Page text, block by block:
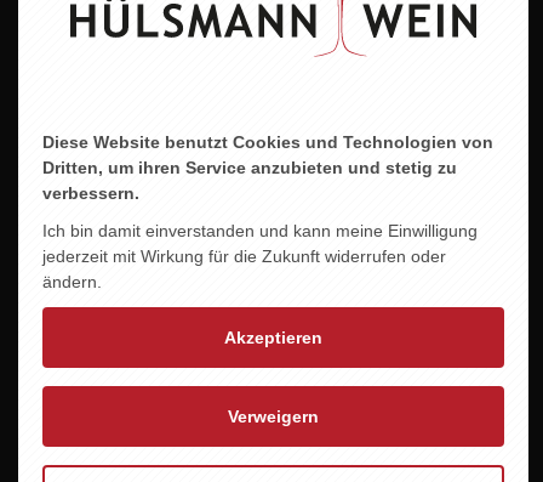
ZU DIESEM PRODUKT PASST ...
Diese Website benutzt Cookies und Technologien von
Dritten, um ihren Service anzubieten und stetig zu
verbessern.
Ich bin damit einverstanden und kann meine Einwilligung
jederzeit mit Wirkung für die Zukunft widerrufen oder
ändern.
Akzeptieren
Verweigern